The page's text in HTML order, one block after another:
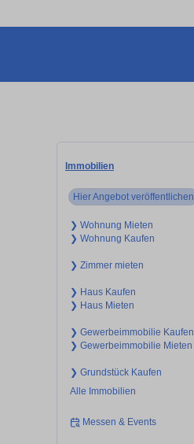
Immobilien
Hier Angebot veröffentlichen
❯ Wohnung Mieten
❯ Wohnung Kaufen
❯ Zimmer mieten
❯ Haus Kaufen
❯ Haus Mieten
❯ Gewerbeimmobilie Kaufen
❯ Gewerbeimmobilie Mieten
❯ Grundstück Kaufen
Alle Immobilien
Messen & Events